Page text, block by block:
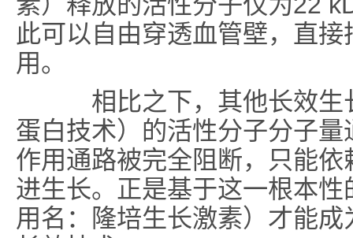
此可以自由穿透血管壁，直
用。
相比之下，其他长效生
蛋白技术）的活性分子分子
作用通路被完全阻断，只能
进生长。正是基于这一根本
用名：隆培生长激素）才能